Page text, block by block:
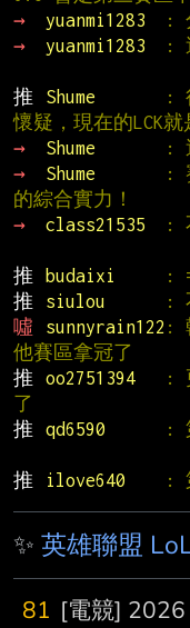
→
yuanmi1283 :
→
yuanmi1283
:
推
Shume
:
懷疑，現在的LCK就
→
Shume :
→
Shume
:
的綜合實力！
→
class21535
:
推
budaixi :
推
siulou :
噓
sunnyrain122 :
他賽區拿冠了
推
oo2751394
:
了
推
qd6590
:
推
ilove640
:
✨ 英雄聯盟
81 [電競] 2026